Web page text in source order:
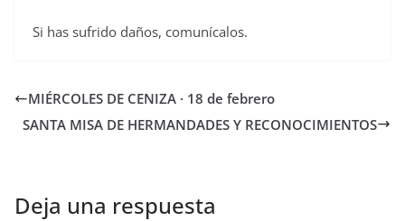
Si has sufrido daños, comunícalos.
MIÉRCOLES DE CENIZA · 18 de febrero
SANTA MISA DE HERMANDADES Y RECONOCIMIENTOS
Deja una respuesta